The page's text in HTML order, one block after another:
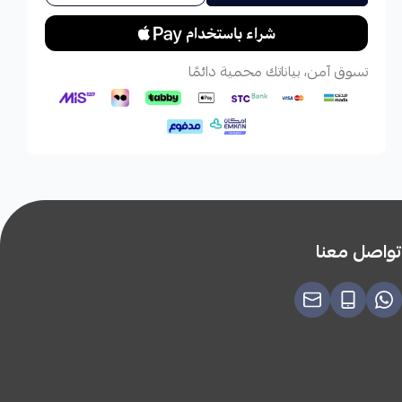
تسوق آمن، بياناتك محمية دائمًا
تواصل معنا